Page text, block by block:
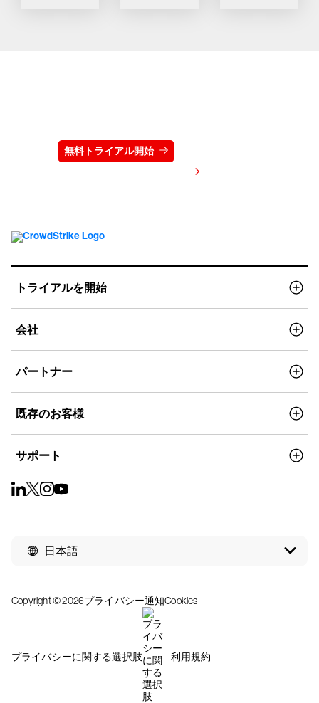
無料トライアル開始
トライアルを開始
会社
パートナー
既存のお客様
サポート
日本語
Copyright © 2026プライバシー通知Cookies
プライバシーに関する選択肢 利用規約